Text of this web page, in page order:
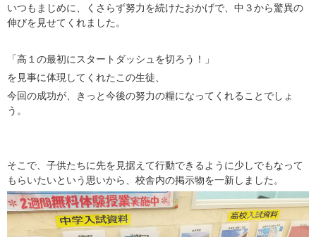
いつもまじめに、くさらず努力を続けたおかげで、中３から驚異の
伸びを見せてくれました。
「高１の最初にスタートダッシュを切ろう！」
を見事に体現してくれたこの生徒、
今回の成功が、きっと今後の努力の糧になってくれることでしょ
う。
そこで、子供たちに先を見据えて行動できるように少しでもなって
もらいたいという思いから、校舎内の掲示物を一新しました。